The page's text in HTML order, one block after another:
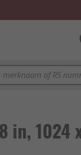
in, 1024